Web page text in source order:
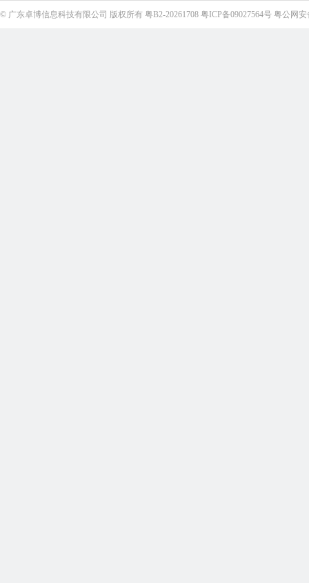
© 广东卓博信息科技有限公司 版权所有 粤B2-20261708 粤ICP备09027564号 粤公网安